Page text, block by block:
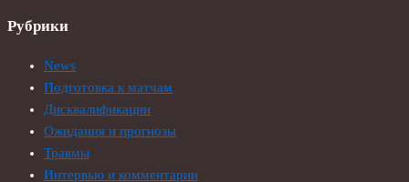
Рубрики
News
Подготовка к матчам
Дисквалификации
Ожидания и прогнозы
Травмы
Интервью и комментарии